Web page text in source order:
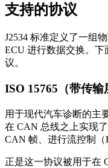
支持的协议
J2534 标准定义了一组
ECU 进行数据交换。下
议。
ISO 15765（带传输
用于现代汽车诊断的主
在 CAN 总线之上实现
CAN 帧、进行流控制（
正是这一协议被用于在